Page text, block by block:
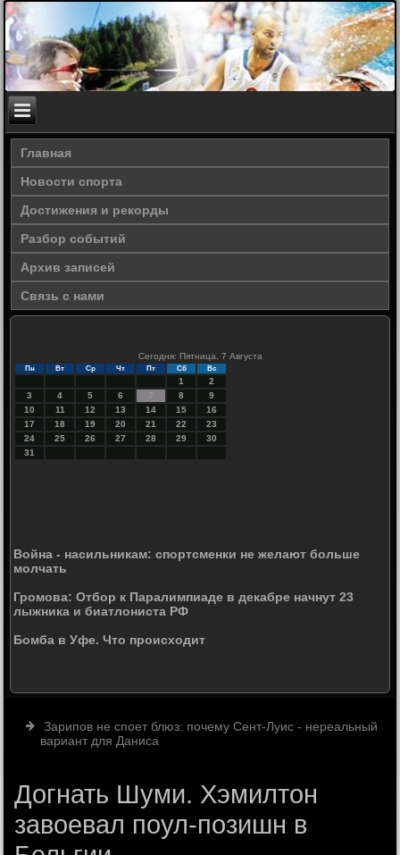
Главная
Новости спорта
Достижения и рекорды
Разбор событий
Архив записей
Связь с нами
Сегодня: Пятница, 7 Августа
Пн Вт Ср Чт Пт Сб Вс
1
2
3
4 5 6 7 8
9
10
11 12 13 14 15
16
17
18 19 20 21 22
23
24
25 26 27 28 29
30
31
Война - насильникам: спортсменки не желают больше
молчать
Громова: Отбор к Паралимпиаде в декабре начнут 23
лыжника и биатлониста РФ
Бомба в Уфе. Что происходит
Зарипов не споет блюз: почему Сент-Луис - нереальный
вариант для Даниса
Догнать Шуми. Хэмилтон
завоевал поул-позишн в